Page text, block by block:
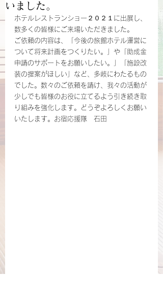
いました。
ホテルレストランショー２０２１に出展し、
数多くの皆様にご来場いただきました。
ご依頼の内容は、「今後の旅館ホテル運営に
ついて将来計画をつくりたい。」や「助成金
申請のサポートをお願いしたい。」「施設改
装の提案がほしい」など、多岐にわたるもの
でした。数々のご依頼を請け、我々の活動が
少しでも皆様のお役に立てるよう引き続き取
り組みを強化します。どうぞよろしくお願い
いたします。お宿応援隊　石田